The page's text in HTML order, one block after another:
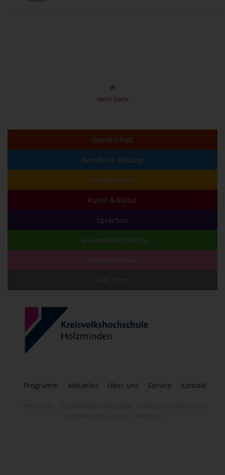
NACH OBEN
Gesellschaft
Berufliche Bildung
Grundbildung
Kunst & Kultur
Sprachen
Gesundheitsbildung
Bildungsurlaub
VHS jetzt!
Programm Aktuelles Über uns Service Kontakt